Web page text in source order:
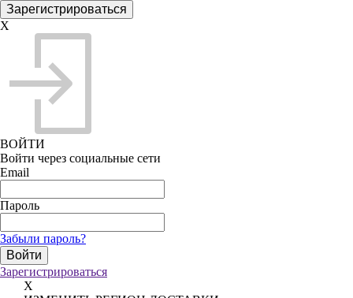
X
ВОЙТИ
Войти через социальные сети
Email
Пароль
Забыли пароль?
Зарегистрироваться
X